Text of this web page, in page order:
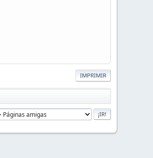
IMPRIMIR